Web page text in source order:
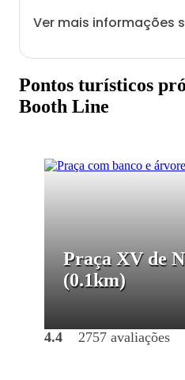
Ver mais informações
Pontos turísticos
Booth Line
Praça XV de
(0.1km)
4.4 2757 avaliações